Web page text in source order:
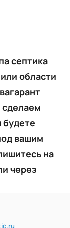
септика
области
будете
вашим
на
через